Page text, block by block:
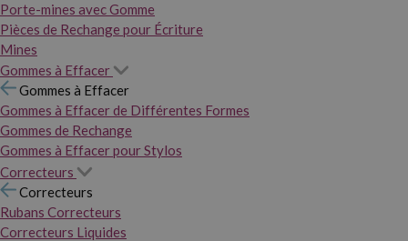
Porte-mines avec Gomme
Pièces de Rechange pour Écriture
Mines
Gommes à Effacer
Gommes à Effacer
Gommes à Effacer de Différentes Formes
Gommes de Rechange
Gommes à Effacer pour Stylos
Correcteurs
Correcteurs
Rubans Correcteurs
Correcteurs Liquides